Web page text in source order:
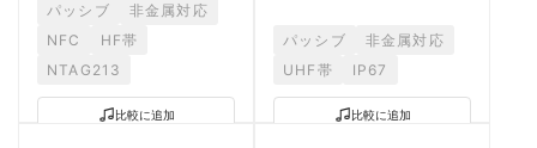
パッシブ
非金属対応
NFC
HF帯
NTAG213
比較に追加
パッシブ
非金属対応
UHF帯
IP67
比較に追加